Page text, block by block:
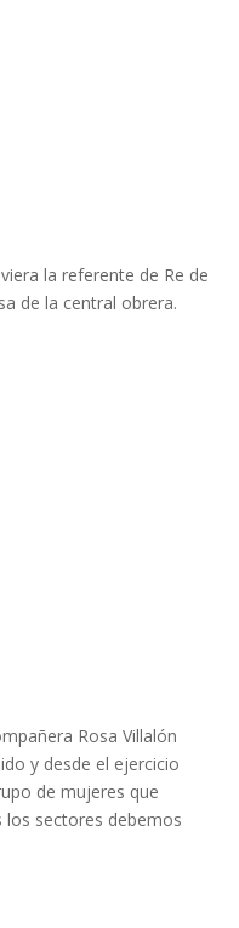
la referente de Re de
de la central obrera.
Rosa Villalón
y desde el ejercicio
de mujeres que
sectores debemos